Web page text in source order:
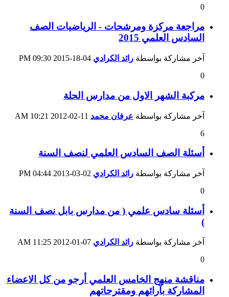
0
مراجعة مركزة ومرشحات - الرياضيات الصف
السادس العلمي 2015
آخر مشاركة بواسطة رائد الكرادي
09:30 PM
0
مركبة الشهر الاول من مدارس الحلة
آخر مشاركة بواسطة عرفان محمد
10:21 AM
6
أسئلة الصف السادس العلمي لنصف السنة
آخر مشاركة بواسطة رائد الكرادي
04:44 PM
0
أسئلة سادس علمي ( من مدارس بابل نصف السنة
)
آخر مشاركة بواسطة رائد الكرادي
11:25 AM
0
مناقشة منهج الخامس العلمي أرجو من كل الاعضاء
المشاركة بآرائهم ومقترحاتهم